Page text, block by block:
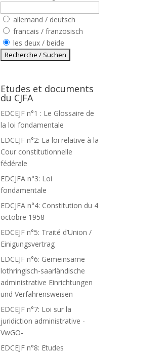
allemand / deutsch
francais / französisch
les deux / beide
Etudes et documents
du CJFA
EDCEJF n°1 : Le Glossaire de
la loi fondamentale
EDCEJF n°2: La loi relative à la
Cour constitutionnelle
fédérale
EDCJFA n°3: Loi
fondamentale
EDCJFA n°4: Constitution du 4
octobre 1958
EDCEJF n°5: Traité d’Union /
Einigungsvertrag
EDCEJF n°6: Gemeinsame
lothringisch-saarländische
administrative Einrichtungen
und Verfahrensweisen
EDCEJF n°7: Loi sur la
juridiction administrative -
VwGO-
EDCEJF n°8: Etudes